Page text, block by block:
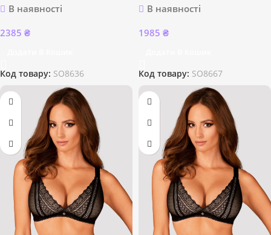
В наявності
2385 ₴
Код товару: SO8636
В наявності
1985 ₴
Код товару: SO8667